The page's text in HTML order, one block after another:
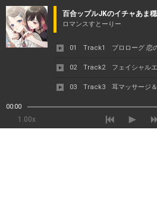
ロマンスすとーりー
02 Track2 フェイシャルエ
03 Track3 耳マッサージ＆
04 Track4 勉強ごっこ＆ハ
05 Track5 お昼寝・寝かし
00:00
1.00x